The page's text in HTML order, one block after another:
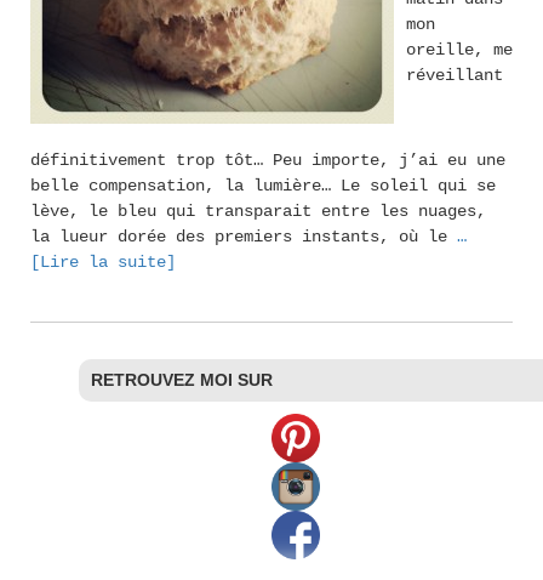
mon
oreille, me
réveillant
définitivement trop tôt… Peu importe, j’ai eu une
belle compensation, la lumière… Le soleil qui se
lève, le bleu qui transparait entre les nuages,
la lueur dorée des premiers instants, où le …
[Lire la suite]
RETROUVEZ MOI SUR